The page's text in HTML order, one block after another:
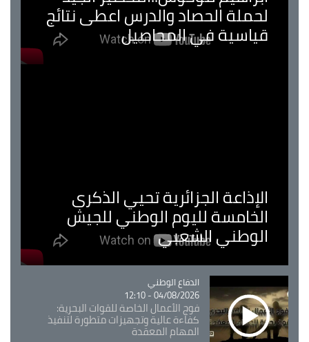
لحملة الحصاد والدرس اعطى نتائج
قياسية في المحاصيل
الإذاعة الجزائرية تحيي الذكرى
الخامسة لليوم الوطني للجيش
الوطني الشعبي
Catégorie
الدفاع الوطني
04/08/2026 - 12:10
فوج الأعمال الخاصة للقوات البحرية:
كفاءة عالية وتجهيزات متطورة لتنفيذ
المهام المعقدة